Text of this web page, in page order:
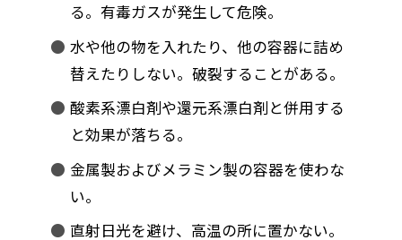
る。有毒ガスが発生して危険。
水や他の物を入れたり、他の容器に詰め
替えたりしない。破裂することがある。
酸素系漂白剤や還元系漂白剤と併用する
と効果が落ちる。
金属製およびメラミン製の容器を使わな
い。
直射日光を避け、高温の所に置かない。